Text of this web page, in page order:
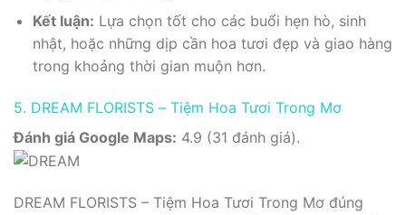
Kết luận: Lựa chọn tốt cho các buổi hẹn hò, sinh
nhật, hoặc những dịp cần hoa tươi đẹp và giao hàng
trong khoảng thời gian muộn hơn.
5. DREAM FLORISTS – Tiệm Hoa Tươi Trong Mơ
Đánh giá Google Maps: 4.9 (31 đánh giá).
DREAM FLORISTS – Tiệm Hoa Tươi Trong Mơ đúng